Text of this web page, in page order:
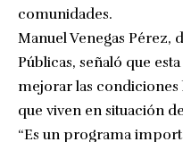
comunidades.
Manuel Venegas Pérez,
Públicas, señaló que
mejorar las condiciones
que viven en situación
“Es un programa